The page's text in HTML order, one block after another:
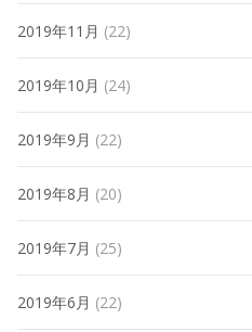
2019年11月 (22)
2019年10月 (24)
2019年9月 (22)
2019年8月 (20)
2019年7月 (25)
2019年6月 (22)